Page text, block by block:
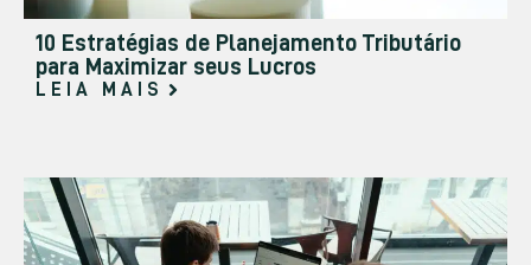
10 Estratégias de Planejamento Tributário
para Maximizar seus Lucros
LEIA MAIS